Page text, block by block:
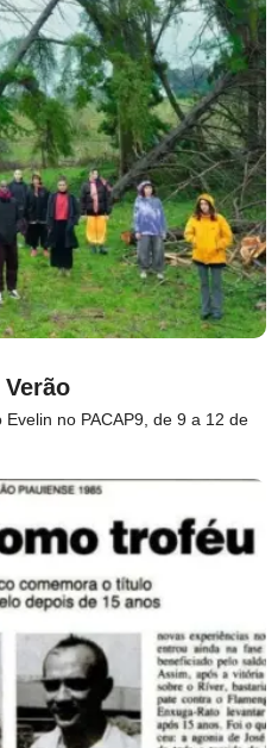
no PACAP9, de 9 a 12 de